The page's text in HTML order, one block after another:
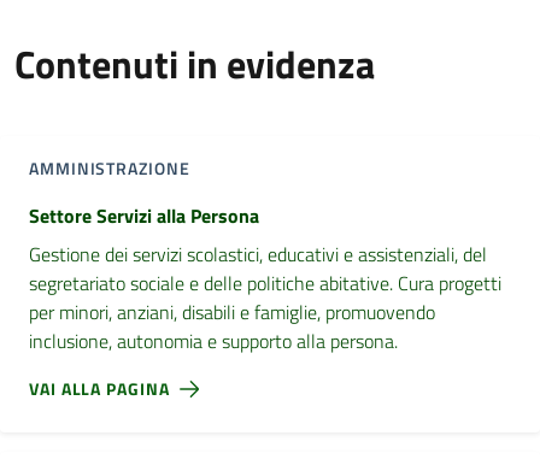
Contenuti in evidenza
AMMINISTRAZIONE
Settore Servizi alla Persona
Gestione dei servizi scolastici, educativi e assistenziali, del
segretariato sociale e delle politiche abitative. Cura progetti
per minori, anziani, disabili e famiglie, promuovendo
inclusione, autonomia e supporto alla persona.
VAI ALLA PAGINA